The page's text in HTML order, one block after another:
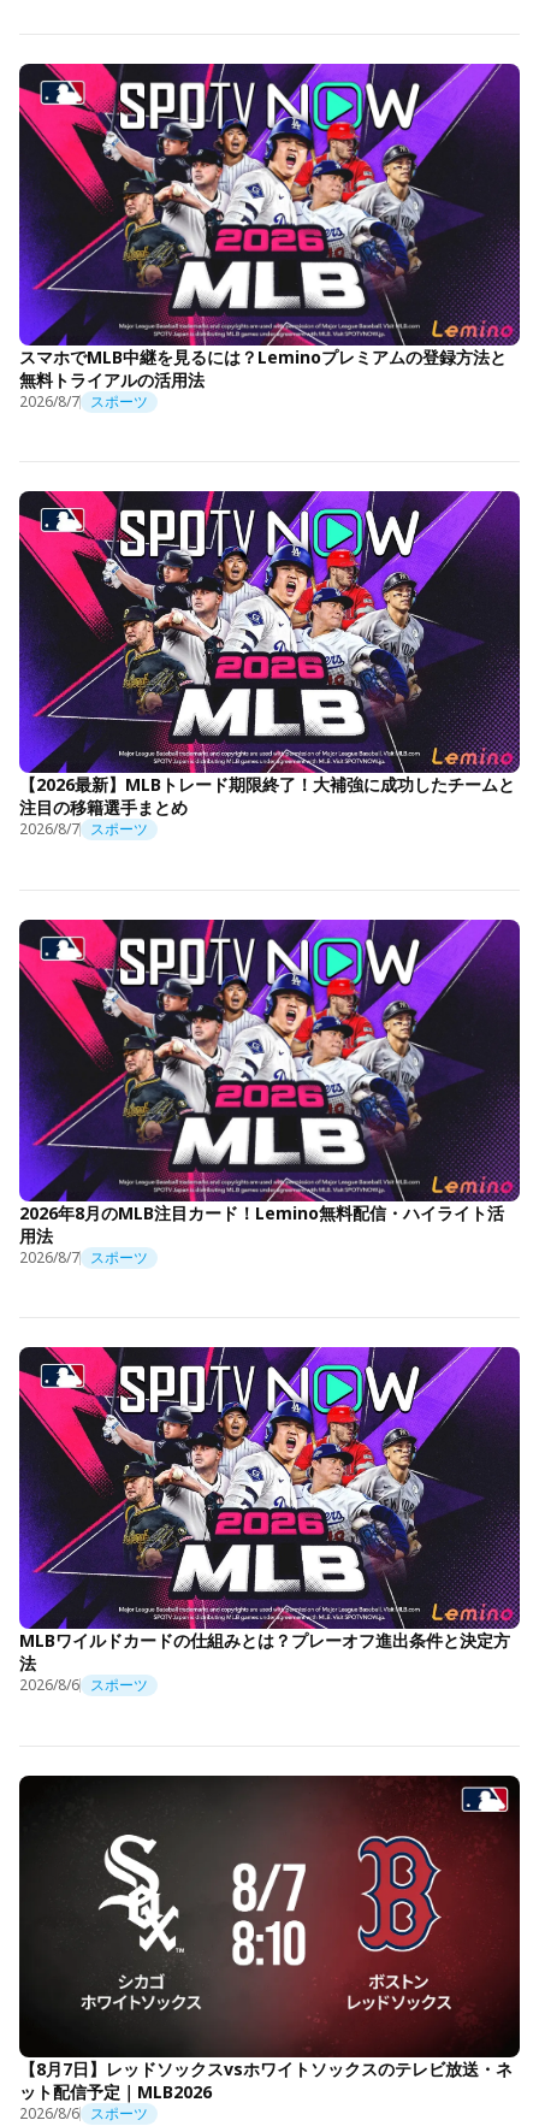
スマホでMLB中継を見るには？Leminoプレミアムの登録方法と
無料トライアルの活用法
2026/8/7 スポーツ
【2026最新】MLBトレード期限終了！大補強に成功したチームと
注目の移籍選手まとめ
2026/8/7 スポーツ
2026年8月のMLB注目カード！Lemino無料配信・ハイライト活
用法
2026/8/7 スポーツ
MLBワイルドカードの仕組みとは？プレーオフ進出条件と決定方
法
2026/8/6 スポーツ
【8月7日】レッドソックスvsホワイトソックスのテレビ放送・ネ
ット配信予定｜MLB2026
2026/8/6 スポーツ